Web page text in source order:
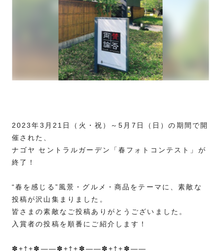
2023年3月21日（火・祝）～5月7日（日）の期間で開
催された、
ナゴヤ セントラルガーデン「春フォトコンテスト」が
終了！
“春を感じる”風景・グルメ・商品をテーマに、素敵な
投稿が沢山集まりました。
皆さまの素敵なご投稿ありがとうございました。
入賞者の投稿を順番にご紹介します！
✽+†+✽――✽+†+✽――✽+†+✽――